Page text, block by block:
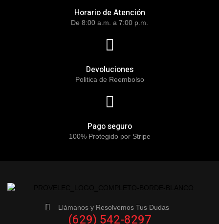
Horario de Atención
De 8:00 a.m. a 7:00 p.m.
Devoluciones
Politica de Reembolso
Pago seguro
100% Protegido por Stripe
Llámanos y Resolvemos Tus Dudas
(629) 542-8297